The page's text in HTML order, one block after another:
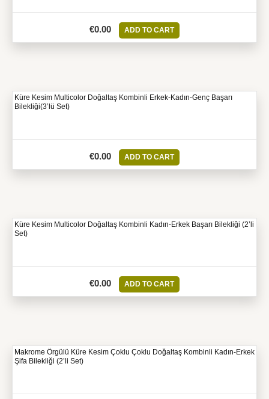
€0.00 ADD TO CART
Küre Kesim Multicolor Doğaltaş Kombinli Erkek-Kadın-Genç Başarı
Bilekliği(3’lü Set)
€0.00 ADD TO CART
Küre Kesim Multicolor Doğaltaş Kombinli Kadın-Erkek Başarı Bilekliği (2’li
Set)
€0.00 ADD TO CART
Makrome Örgülü Küre Kesim Çoklu Çoklu Doğaltaş Kombinli Kadın-Erkek
Şifa Bilekliği (2’li Set)